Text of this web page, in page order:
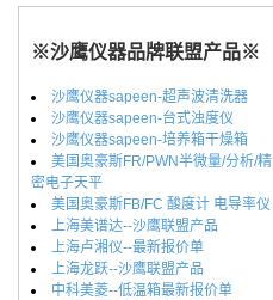
※沙鹰仪器品牌联盟产品※
沙鹰仪器sapeen-超声波清洗器
沙鹰仪器sapeen-台式浊度仪
沙鹰仪器sapeen-培养箱干燥箱
美国奥豪斯FR/PWN半微量/分析/精
密电子天平
美国奥豪斯FB/FC 酸度计 电导率仪
上海美谱达--沙鹰联盟产品
上海卢湘仪--最新报价单
上海龙跃--沙鹰联盟产品
中科美菱--低温箱最新报价单